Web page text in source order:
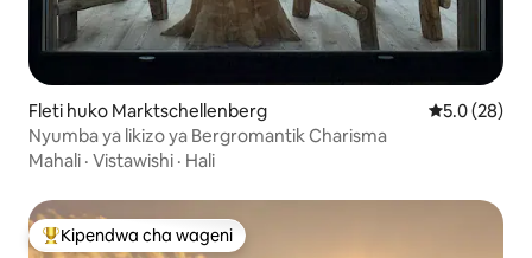
Fleti huko Marktschellenberg Ukadiriaji
5.0 (28)
Nyumba ya likizo ya Bergromantik Charisma
Mahali · Vistawishi · Hali
Kipendwa maarufu cha wageni
Kipendwa cha wageni